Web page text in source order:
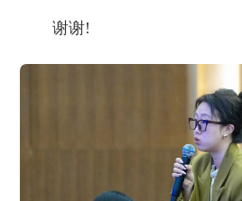
谢谢!